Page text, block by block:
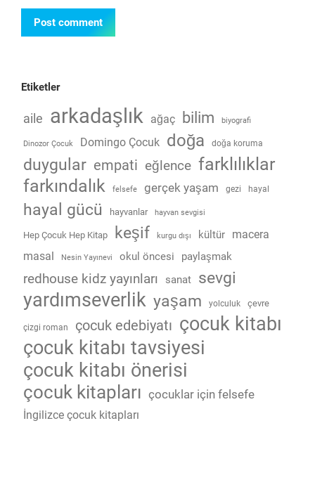
Post comment
Etiketler
aile arkadaşlık ağaç bilim biyografi
Dinozor Çocuk Domingo Çocuk doğa doğa koruma
duygular empati eğlence farklılıklar
farkındalık
felsefe gerçek yaşam gezi hayal
hayal gücü hayvanlar hayvan sevgisi
Hep Çocuk Hep Kitap keşif kurgu dışı kültür
macera
masal
Nesin Yayınevi okul öncesi paylaşmak
redhouse kidz yayınları sanat sevgi
yardımseverlik yaşam yolculuk çevre
çizgi roman çocuk edebiyatı çocuk kitabı
çocuk kitabı tavsiyesi
çocuk kitabı önerisi
çocuk kitapları çocuklar için felsefe
İngilizce çocuk kitapları